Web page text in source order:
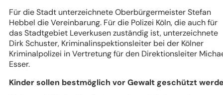
Für die Stadt unterzeichnete Oberbürgermeister Stefan
Hebbel die Vereinbarung. Für die Polizei Köln, die auch für
das Stadtgebiet Leverkusen zuständig ist, unterzeichnete
Dirk Schuster, Kriminalinspektionsleiter bei der Kölner
Kriminalpolizei in Vertretung für den Direktionsleiter
Esser.
Kinder sollen bestmöglich vor Gewalt geschützt